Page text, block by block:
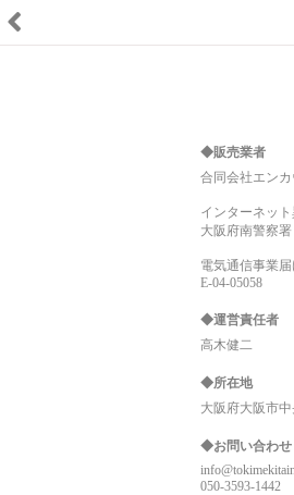
◆販売業者
合同会社エンカ
インターネッ
大阪府南警察署
電気通信事業
E-04-05058
◆運営責任者
高木健二
◆所在地
大阪府大阪市
◆お問い合わせ
050-3593-1442